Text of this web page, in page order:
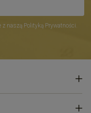
z naszą Polityką Prywatności.